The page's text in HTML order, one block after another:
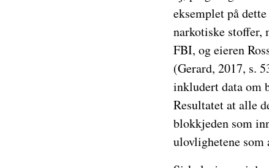
eksemplet på
narkotiske stoffer,
FBI, og eieren
(Gerard, 2017, s.
inkludert data om
Resultatet at alle
blokkjeden som
ulovlighetene som